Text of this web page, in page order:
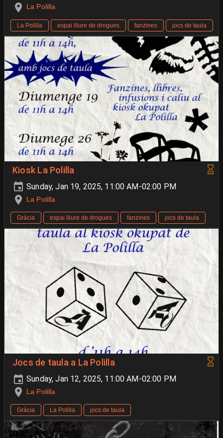
La Polilla
La Polilla espai lliure de drogues fanzines jocs de taula
Kiosk La Polilla
Sunday, Jan 19, 2025, 11:00 AM-02:00 PM
La Polilla
Gràcia espai lliure de drogues fanzines jocs de taula
Jocs de taula a La Polilla
Sunday, Jan 12, 2025, 11:00 AM-02:00 PM
La Polilla
Gràcia La Polilla jocs de taula